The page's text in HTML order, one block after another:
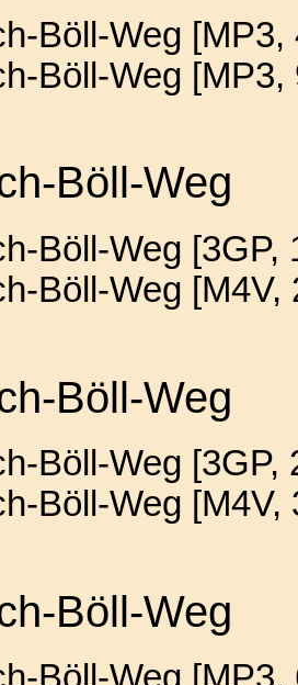
Böll-Weg [MP3,
Böll-Weg
Böll-Weg
Böll-Weg [3GP,
Böll-Weg [M4V,
Böll-Weg
Böll-Weg [3GP,
Böll-Weg [M4V,
Böll-Weg